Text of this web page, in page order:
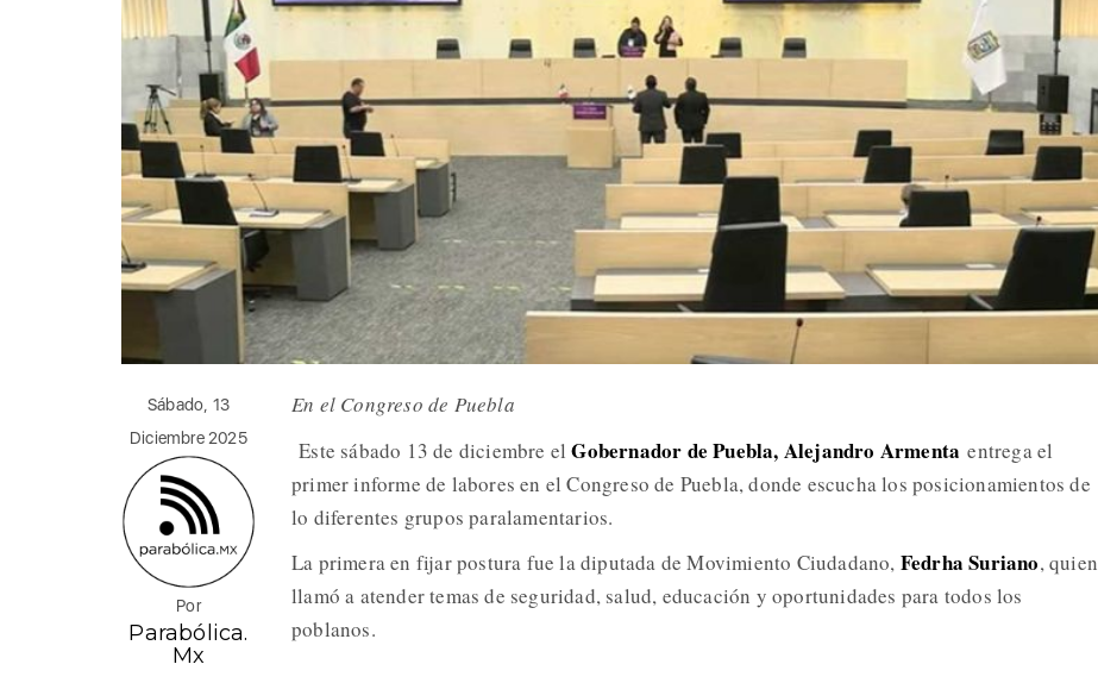
Sábado, 13
Diciembre 2025
Por
Parabólica.
Mx
En el Congreso de Puebla
Este sábado 13 de diciembre elGobernador de Puebla, Alejandro Armenta entrega el
primer informe de labores en el Congreso de Puebla, donde escucha los posicionamientos de
lo diferentes grupos paralamentarios.
La primera en fijar postura fue la diputada de Movimiento Ciudadano, Fedrha Suriano, quien
llamó a atender temas de seguridad, salud, educación y oportunidades para todos los
poblanos.